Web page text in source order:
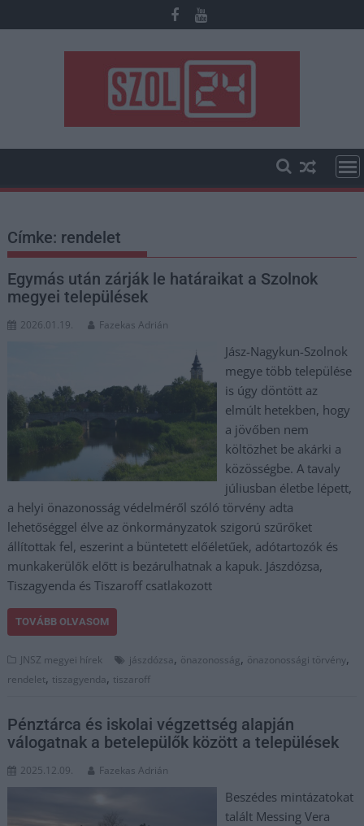
to
Címke: rendelet
Egymás után zárják le határaikat a Szolnok
megyei települések
2026.01.19. Fazekas Adrián
Jász-Nagykun-Szolnok
megye több települése
is úgy döntött az
elmúlt hetekben, hogy
a jövőben nem
költözhet be akárki a
közösségbe. A tavaly
júliusban életbe lépett,
a helyi önazonosság védelméről szóló törvény adta
lehetőséggel élve az önkormányzatok szigorú szűrőket
állítottak fel, eszerint a büntetett előéletűek, adótartozók és
munkakerülők előtt is bezárulhatnak a kapuk. Jászdózsa,
Tiszagyenda és Tiszaroff csatlakozott
TOVÁBB OLVASOM
JNSZ megyei hírek jászdózsa, önazonosság, önazonossági törvény,
rendelet, tiszagyenda, tiszaroff
Pénztárca és iskolai végzettség alapján
válogatnak a betelepülők között a települések
2025.12.09. Fazekas Adrián
Beszédes mintázatokat
talált Messing Vera